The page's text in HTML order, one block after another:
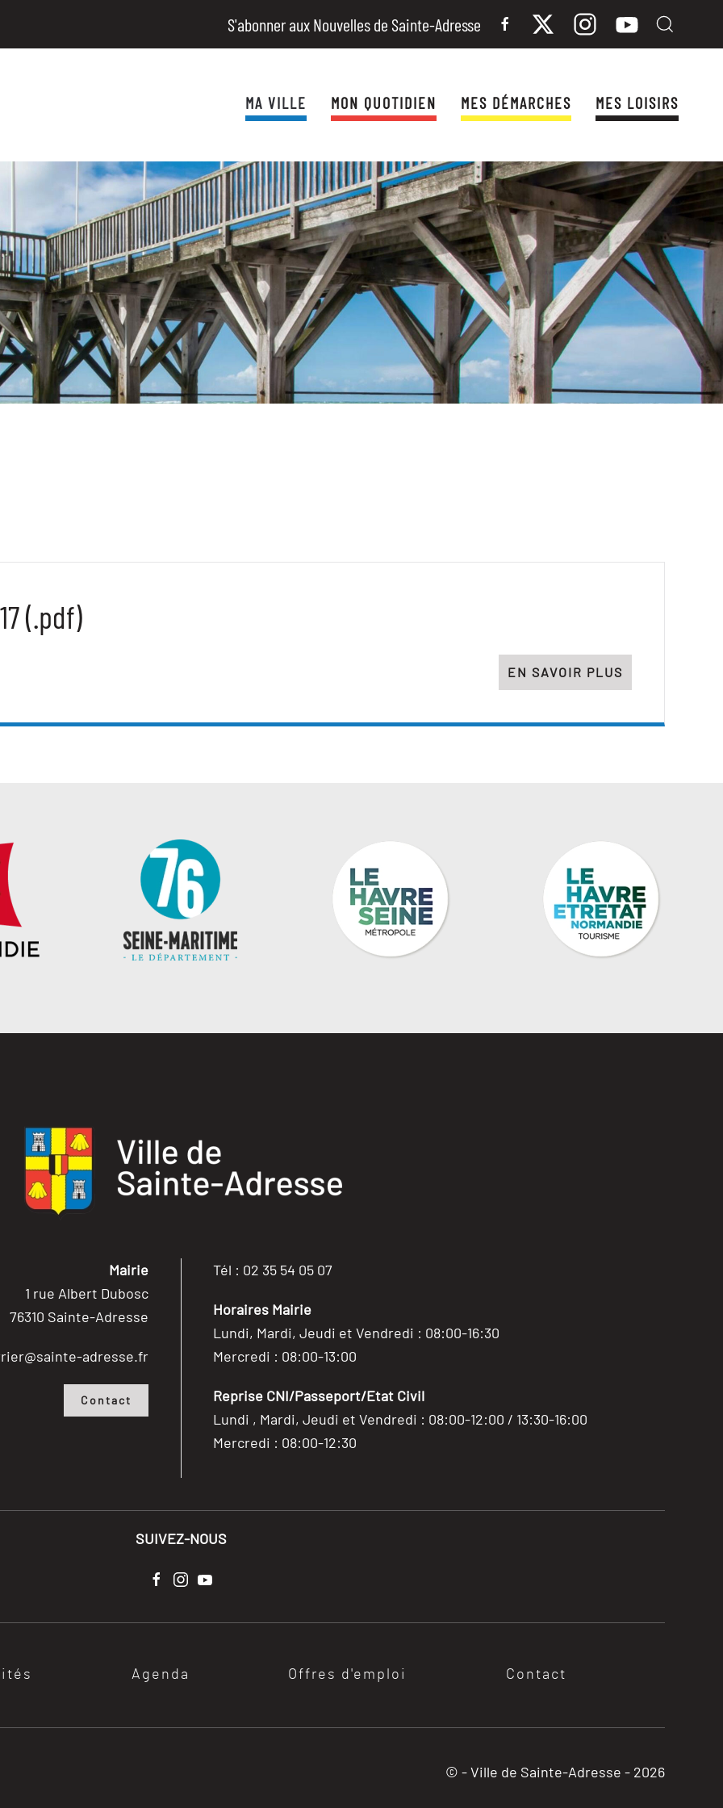
S'abonner aux Nouvelles de Sainte-Adresse
MA VILLE MON QUOTIDIEN MES DÉMARCHES MES LOISIRS
(.pdf)
EN SAVOIR PLUS
Mairie
1 rue Albert Dubosc
76310 Sainte-Adresse
adresse.fr
Contact
Tél : 02 35 54 05 07
Horaires Mairie
Lundi, Mardi, Jeudi et Vendredi : 08:00-16:30
Mercredi : 08:00-13:00
Reprise CNI/Passeport/Etat Civil
Lundi , Mardi, Jeudi et Vendredi : 08:00-12:00 / 13:30-16:00
Mercredi : 08:00-12:30
SUIVEZ-NOUS
Agenda Offres d'emploi Contact
© - Ville de Sainte-Adresse - 2026